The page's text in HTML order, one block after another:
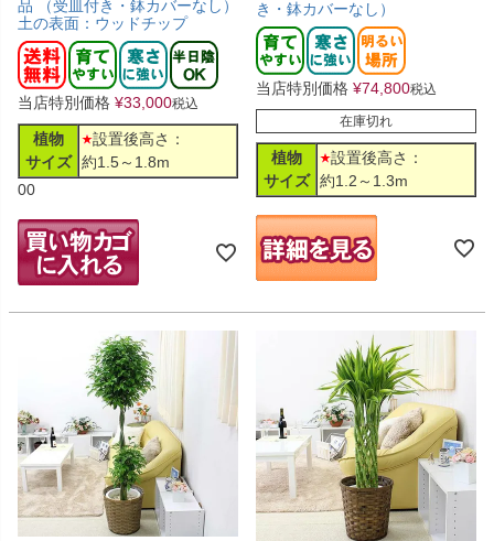
品 （受皿付き・鉢カバーなし）
土の表面：ウッドチップ
当店特別価格 ¥33,000税込
植物
サイズ
設置後高さ：
約1.5～1.8m
00
き・鉢カバーなし）
当店特別価格 ¥74,800税込
在庫切れ
植物
サイズ
設置後高さ：
約1.2～1.3m